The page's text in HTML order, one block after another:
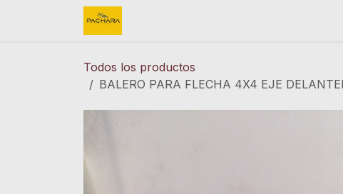
Todos los productos
BALERO PARA FLECHA 4X4 EJE